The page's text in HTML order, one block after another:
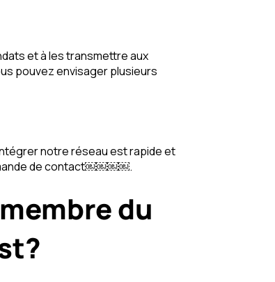
et à les transmettre aux
pouvez envisager plusieurs
notre réseau est rapide et
de contact￼￼￼￼.
du